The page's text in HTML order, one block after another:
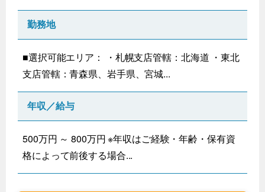
勤務地
■選択可能エリア： ・札幌支店管轄：北海道 ・東北
支店管轄：青森県、岩手県、宮城...
年収／給与
500万円 ～ 800万円 ※年収はご経験・年齢・保有資
格によって前後する場合...